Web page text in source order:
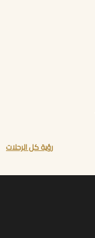
رؤية كل الرحلات